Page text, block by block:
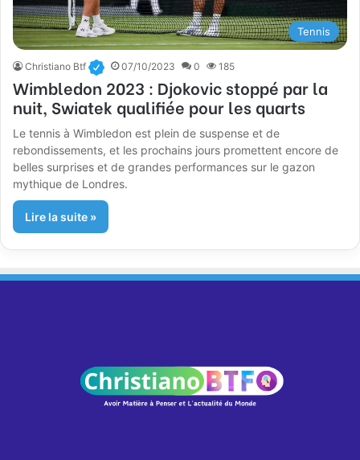
Tennis
Christiano Btf 07/10/2023 0 185
Wimbledon 2023 : Djokovic stoppé par la
nuit, Swiatek qualifiée pour les quarts
Le tennis à Wimbledon est plein de suspense et de
rebondissements, et les prochains jours promettent encore de
belles surprises et de grandes performances sur le gazon
mythique de Londres.
Lire la suite »